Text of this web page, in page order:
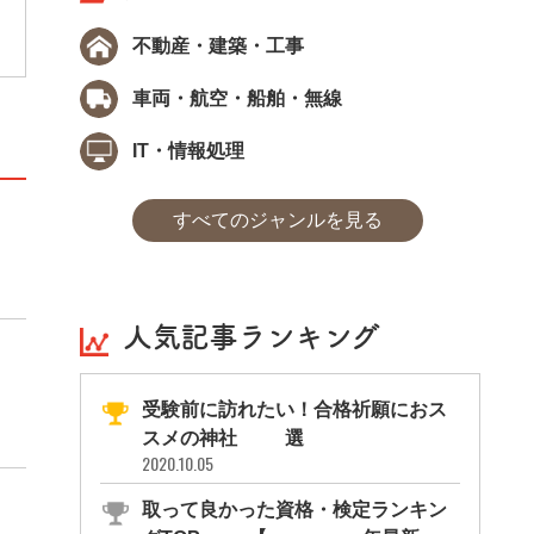
不動産・建築・工事
車両・航空・船舶・無線
IT・情報処理
すべてのジャンルを見る
人気記事ランキング
受験前に訪れたい！合格祈願におス
スメの神社11選
2020.10.05
取って良かった資格・検定ランキン